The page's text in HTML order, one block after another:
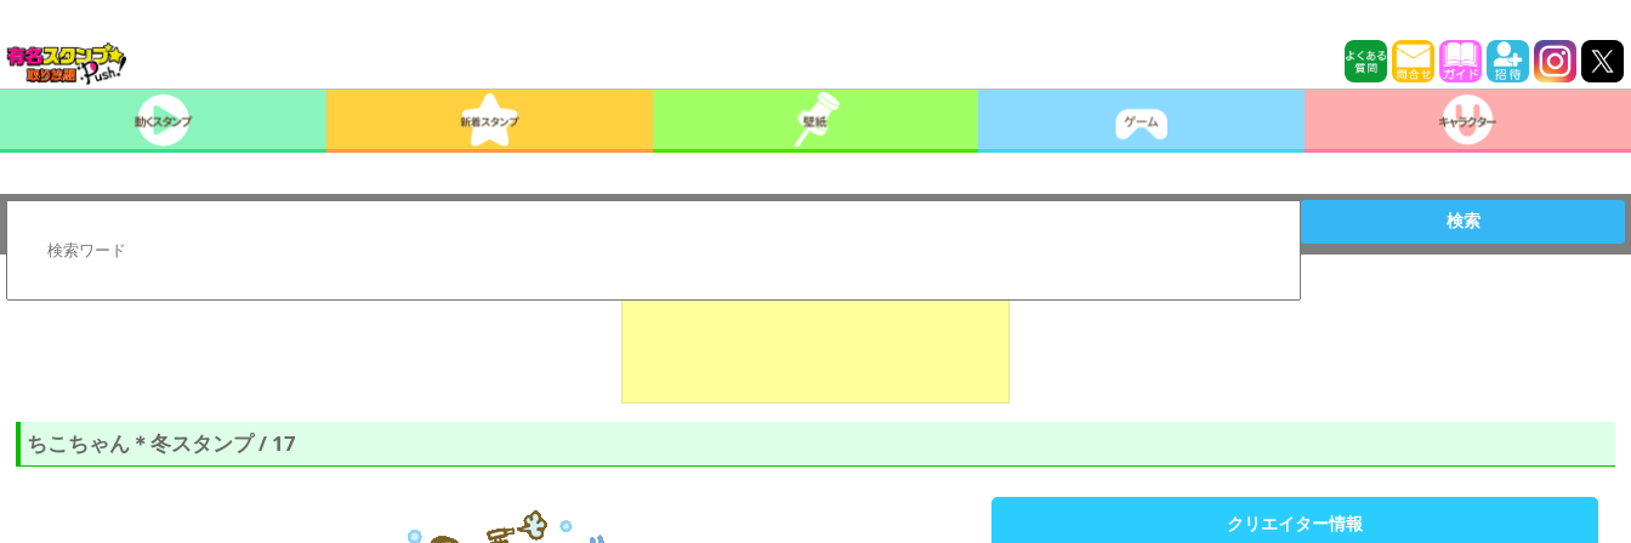
検索
ちこちゃん＊冬スタンプ / 17
クリエイター情報